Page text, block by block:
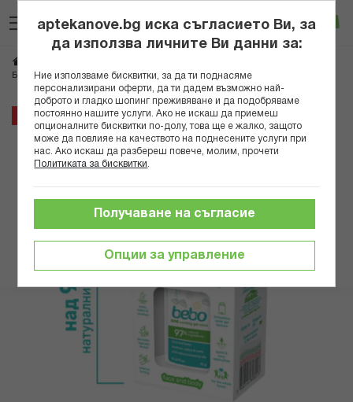
към
съдържанието
Вход
Бебешко олио и лосиони
БЕБО SOS ОХЛАЖДАЩ ГЕЛ-СТИК 15ГР.
10%
Преминете
края
изображенията
aptekanove.bg иска съгласието Ви, за
да използва личните Ви данни за:
Ние използваме бисквитки, за да ти поднасяме
персонализирани оферти, да ти дадем възможно най-
доброто и гладко шопинг преживяване и да подобряваме
постоянно нашите услуги. Ако не искаш да приемеш
опционалните бисквитки по-долу, това ще е жалко, защото
може да повлияе на качеството на поднесените услуги при
нас. Ако искаш да разбереш повече, молим, прочети
Политиката за бисквитки
Опции за управление
Получаване на съгласие